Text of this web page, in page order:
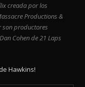
creada por los
Productions &
son productores
Cohen de 21 Laps
Hawkins!